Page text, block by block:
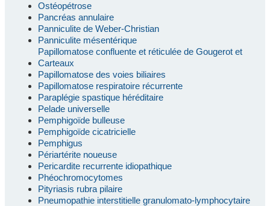
Ostéopétrose
Pancréas annulaire
Panniculite de Weber-Christian
Panniculite mésentérique
Papillomatose confluente et réticulée de Gougerot et
Carteaux
Papillomatose des voies biliaires
Papillomatose respiratoire récurrente
Paraplégie spastique héréditaire
Pelade universelle
Pemphigoïde bulleuse
Pemphigoïde cicatricielle
Pemphigus
Périartérite noueuse
Pericardite recurrente idiopathique
Phéochromocytomes
Pityriasis rubra pilaire
Pneumopathie interstitielle granulomato-lymphocytaire